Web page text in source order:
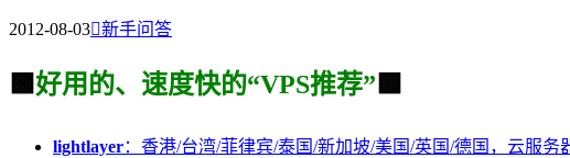
2012-08-03新手问答
🟩 好用的、速度快的“VPS推荐” 🟩
lightlayer：香港/台湾/菲律宾/泰国/新加坡/美国/英国/德国，云服务